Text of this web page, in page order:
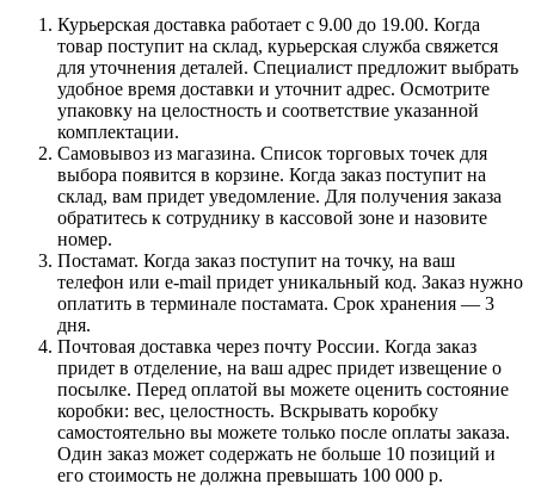
Курьерская доставка работает с 9.00 до 19.00. Когда
товар поступит на склад, курьерская служба свяжется
для уточнения деталей. Специалист предложит выбрать
удобное время доставки и уточнит адрес. Осмотрите
упаковку на целостность и соответствие указанной
комплектации.
Самовывоз из магазина. Список торговых точек для
выбора появится в корзине. Когда заказ поступит на
склад, вам придет уведомление. Для получения заказа
обратитесь к сотруднику в кассовой зоне и назовите
номер.
Постамат. Когда заказ поступит на точку, на ваш
телефон или e-mail придет уникальный код. Заказ нужно
оплатить в терминале постамата. Срок хранения — 3
дня.
Почтовая доставка через почту России. Когда заказ
придет в отделение, на ваш адрес придет извещение о
посылке. Перед оплатой вы можете оценить состояние
коробки: вес, целостность. Вскрывать коробку
самостоятельно вы можете только после оплаты заказа.
Один заказ может содержать не больше 10 позиций и
его стоимость не должна превышать 100 000 р.